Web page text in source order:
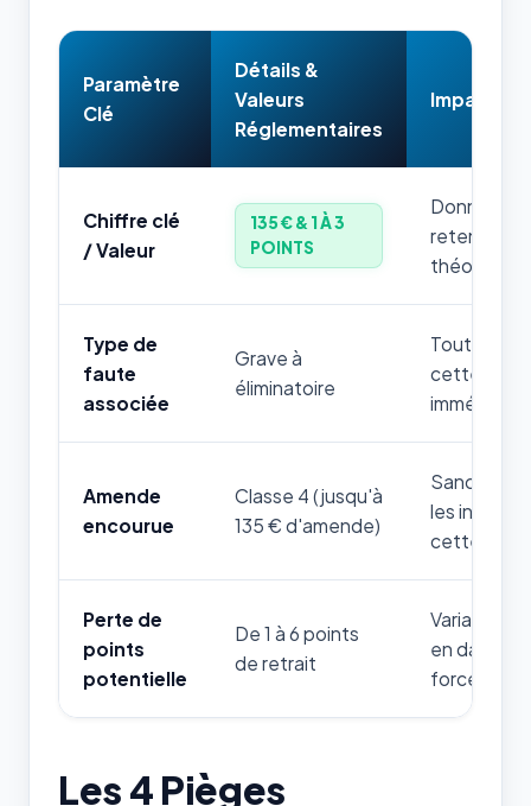
Paramètre
Clé
Détails &
Valeurs
Réglementaires
Impact &
Chiffre clé
/ Valeur
135 € & 1 À 3
POINTS
Donnée
retenir par
théorique.
Type de
faute
associée
Grave à
éliminatoire
Toute
cette
Amende
encourue
Classe 4 (jusqu'à
135 € d'amende)
Sanction
les
cette
Perte de
points
potentielle
De 1 à 6 points
de retrait
Variable
en danger
forces de
Les 4 Pièges